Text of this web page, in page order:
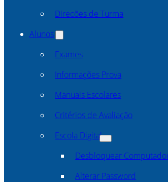
Direcões de Turma
Alunos
Exames
Informações Prova
Manuais Escolares
Critérios de Avaliação
Escola Digital
Desbloquear
Alterar Password